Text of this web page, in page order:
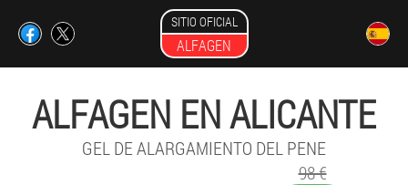
SITIO OFICIAL
ALFAGEN
ALFAGEN EN ALICANTE
GEL DE ALARGAMIENTO DEL PENE
98 €